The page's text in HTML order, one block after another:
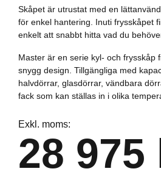
Stativ & hjul
Ugnstillbehör
Utensilier
Övrigt
Skåpet är utrustat med en
för enkel hantering. Inuti frysskåpet
enkelt att snabbt hitta vad du
Master är en serie kyl- och frysskåp
snygg design. Tillgängliga med
halvdörrar, glasdörrar, vändbara
fack som kan ställas in i olika
Exkl. moms:
28 975